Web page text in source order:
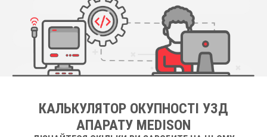
КАЛЬКУЛЯТОР ОКУПНОСТІ УЗД
АПАРАТУ MEDISON